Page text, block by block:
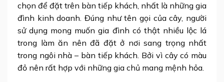
chọn để đặt trên bàn tiếp khách, nhất là những gia
đình kinh doanh. Đúng như tên gọi của cây, người
sử dụng mong muốn gia đình có thật nhiều lộc lá
trong làm ăn nên đã đặt ở nơi sang trọng nhất
trong ngôi nhà – bàn tiếp khách. Bởi vì cây có màu
đỏ nên rất hợp với những gia chủ mang mệnh hỏa.